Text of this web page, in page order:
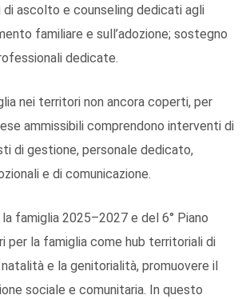
ascolto e counseling dedicati agli
familiare e sull’adozione; sostegno
dedicate.
nei territori non ancora coperti, per
ammissibili comprendono interventi di
di gestione, personale dedicato,
e di comunicazione.
famiglia 2025–2027 e del 6° Piano
per la famiglia come hub territoriali di
e la genitorialità, promuovere il
sociale e comunitaria. In questo